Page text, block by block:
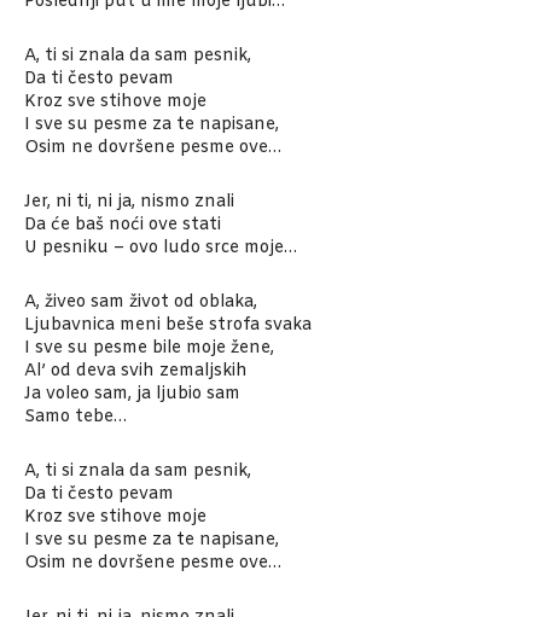
A, ti si znala da sam pesnik,
Da ti često pevam
Kroz sve stihove moje
I sve su pesme za te napisane,
Osim ne dovršene pesme ove…
Jer, ni ti, ni ja, nismo znali
Da će baš noći ove stati
U pesniku – ovo ludo srce moje…
A, živeo sam život od oblaka,
Ljubavnica meni beše strofa svaka
I sve su pesme bile moje žene,
Al’ od deva svih zemaljskih
Ja voleo sam, ja ljubio sam
Samo tebe…
A, ti si znala da sam pesnik,
Da ti često pevam
Kroz sve stihove moje
I sve su pesme za te napisane,
Osim ne dovršene pesme ove…